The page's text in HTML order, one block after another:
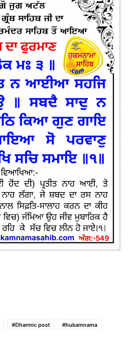
#Dharmic post
#hukamnama